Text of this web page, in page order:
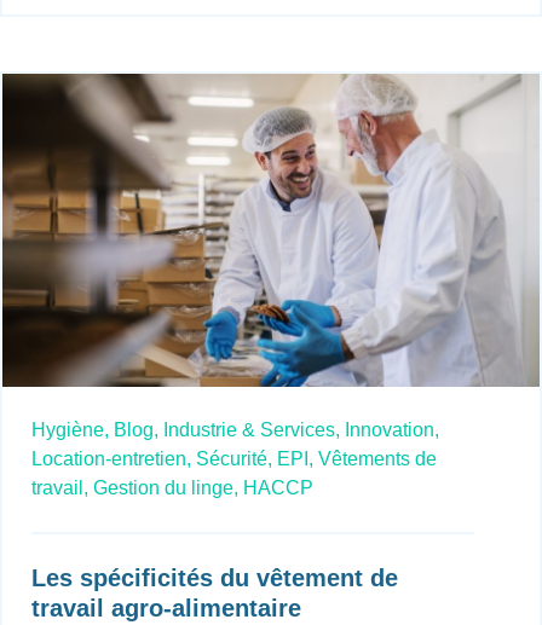
Hygiène, Blog, Industrie & Services, Innovation,
Location-entretien, Sécurité, EPI, Vêtements de
travail, Gestion du linge, HACCP
Les spécificités du vêtement de
travail agro-alimentaire